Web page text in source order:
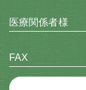
医療関係者様
FAX